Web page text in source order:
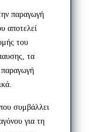
παραγωγή
αποτελεί
του
τα
παραγωγή
συμβάλλει
για τη